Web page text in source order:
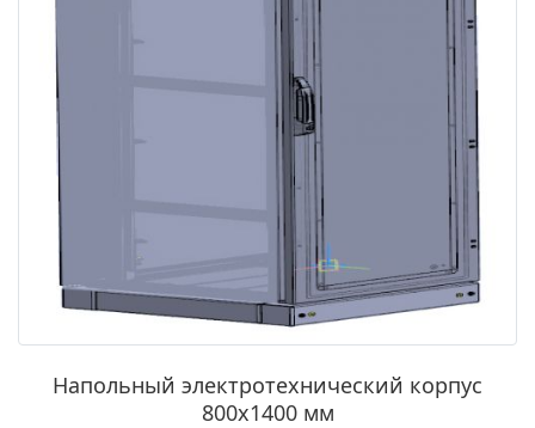
Напольный электротехнический корпус
800х1400 мм